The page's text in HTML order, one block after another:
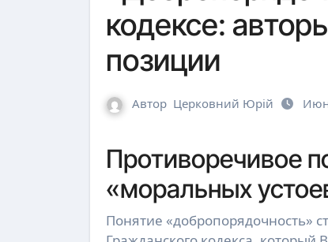
кодексе:
позиции
Автор Церковний Юрій
Противоречивое
«моральных
Понятие «добропорядочность» стало одним из самых противоречивых в проекте нового